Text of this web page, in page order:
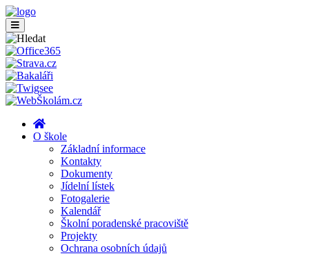
O škole
Základní informace
Kontakty
Dokumenty
Jídelní lístek
Fotogalerie
Kalendář
Školní poradenské pracoviště
Projekty
Ochrana osobních údajů